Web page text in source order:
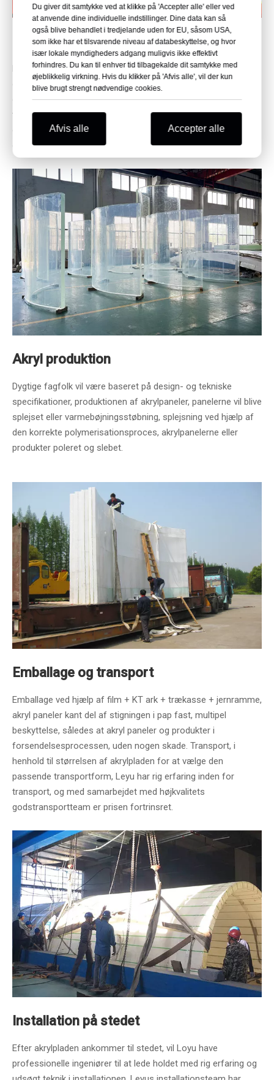
Projekt budget
Leyu Acrylic Aquarium Factory-ingeniører analyserer
gennemførligheden af ​​designskemaet i henhold til
designplanen, beregner bæreevnen af ​​akrylpladen, bestemmer
tykkelsen af ​​akrylpladen, laver budgettet for hele projektet og
diskuterer med kunden for at bestemme det endelige
designskema.
Akryl produktion
Dygtige fagfolk vil være baseret på design- og tekniske
specifikationer, produktionen af ​​akrylpaneler, panelerne vil blive
splejset eller varmebøjningsstøbning, splejsning ved hjælp af
den korrekte polymerisationsproces, akrylpanelerne eller
produkter poleret og slebet.
Emballage og transport
Emballage ved hjælp af film + KT ark + trækasse + jernramme,
akryl paneler kant del af stigningen i pap fast, multipel
beskyttelse, således at akryl paneler og produkter i
forsendelsesprocessen, uden nogen skade. Transport, i
henhold til størrelsen af ​​akrylpladen for at vælge den
passende transportform, Leyu har rig erfaring inden for
transport, og med samarbejdet med højkvalitets
godstransportteam er prisen fortrinsret.
Installation på stedet
Efter akrylpladen ankommer til stedet, vil Loyu have
professionelle ingeniører til at lede holdet med rig erfaring og
Du giver dit samtykke ved at klikke på 'Accepter alle' eller ved
at anvende dine individuelle indstillinger. Dine data kan så
også blive behandlet i tredjelande uden for EU, såsom USA,
som ikke har et tilsvarende niveau af databeskyttelse, og hvor
især lokale myndigheders adgang muligvis ikke effektivt
forhindres. Du kan til enhver tid tilbagekalde dit samtykke med
øjeblikkelig virkning. Hvis du klikker på 'Afvis alle', vil der kun
blive brugt strengt nødvendige cookies.
Afvis alle Accepter alle